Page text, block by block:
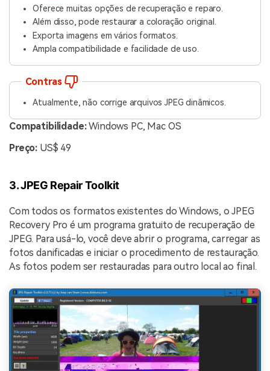
Oferece muitas opções de recuperação e reparo.
Além disso, pode restaurar a coloração original.
Exporta imagens em vários formatos.
Ampla compatibilidade e facilidade de uso.
Contras
Atualmente, não corrige arquivos JPEG dinâmicos.
Compatibilidade:Windows PC, Mac OS
Preço: US$ 49
3. JPEG Repair Toolkit
Com todos os formatos existentes do Windows, o JPEG
Recovery Pro é um programa gratuito de recuperação de
JPEG. Para usá-lo, você deve abrir o programa, carregar as
fotos danificadas e iniciar o procedimento de restauração.
As fotos podem ser restauradas para outro local ao final.